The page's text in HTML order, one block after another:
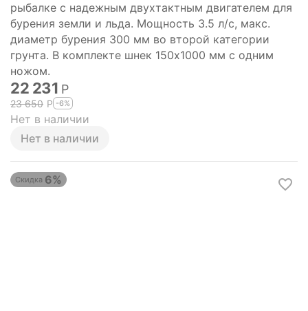
рыбалке с надежным двухтактным двигателем для
бурения земли и льда. Мощность 3.5 л/с, макс.
диаметр бурения 300 мм во второй категории
грунта. В комплекте шнек 150х1000 мм с одним
ножом.
22 231 Р
23 650 Р -6%
Нет в наличии
Нет в наличии
Скидка 6%